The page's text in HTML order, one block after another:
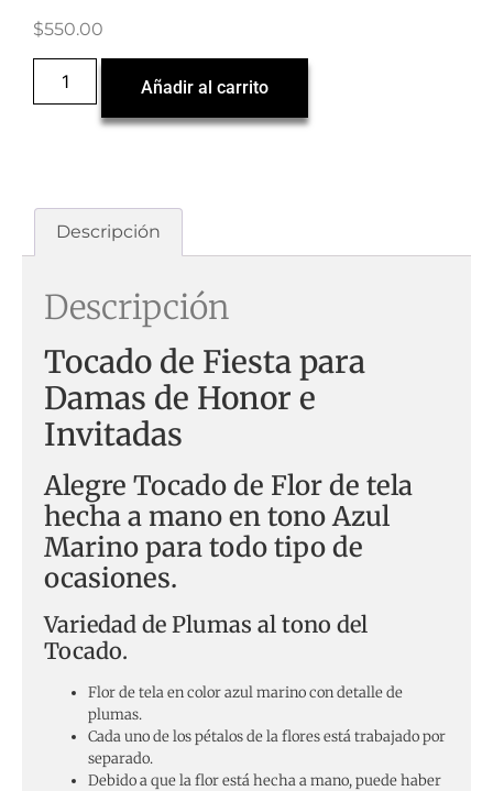
$550.00
Añadir al carrito
Descripción
Descripción
Tocado de Fiesta para
Damas de Honor e
Invitadas
Alegre Tocado de Flor de tela
hecha a mano en tono Azul
Marino para todo tipo de
ocasiones.
Variedad de Plumas al tono del
Tocado.
Flor de tela en color azul marino con detalle de
plumas.
Cada uno de los pétalos de la flores está trabajado por
separado.
Debido a que la flor está hecha a mano, puede haber